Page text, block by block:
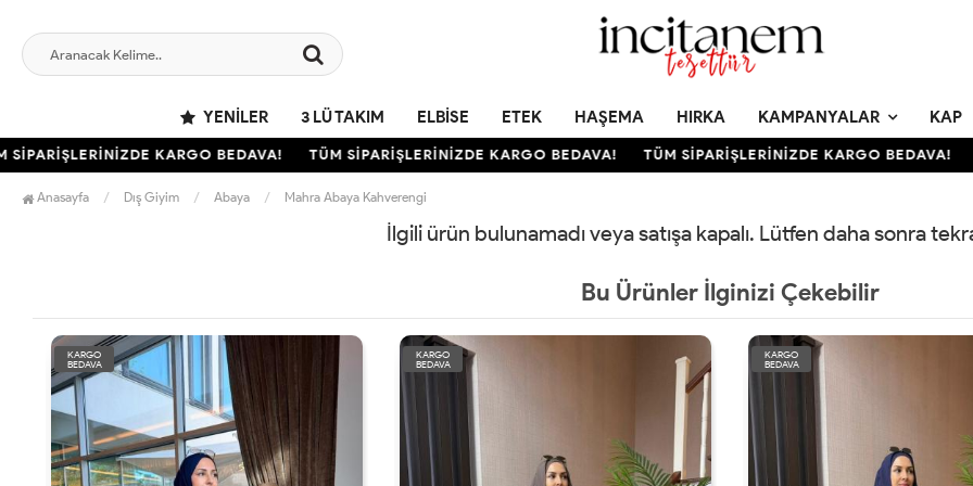
YENILER 3 LÜ TAKIM ELBISE ETEK HAŞEMA HIRKA KAMPANYALAR KAP
KARGO BEDAVA! TÜM SİPARİŞLERİNİZDE KARGO BEDAVA! TÜM SİPARİŞLERİNİZDE KARGO BEDAVA!
Anasayfa Dış Giyim Abaya Mahra Abaya Kahverengi
İlgili ürün bulunamadı veya satışa kapalı. Lütfen daha sonra
Bu Ürünler İlginizi Çekebilir
KARGO
BEDAVA
KARGO
BEDAVA
KARGO
BEDAVA